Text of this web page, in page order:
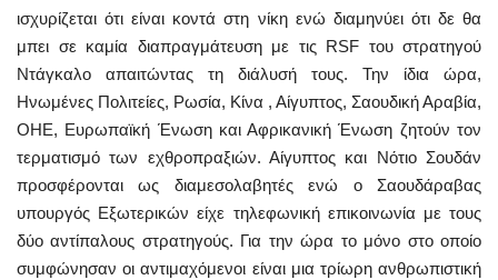
ισχυρίζεται ότι είναι κοντά στη νίκη ενώ διαμηνύει ότι δε θα
μπει σε καμία διαπραγμάτευση με τις RSF του στρατηγού
Ντάγκαλο απαιτώντας τη διάλυσή τους. Την ίδια ώρα,
Ηνωμένες Πολιτείες, Ρωσία, Κίνα , Αίγυπτος, Σαουδική Αραβία,
ΟΗΕ, Ευρωπαϊκή Ένωση και Αφρικανική Ένωση ζητούν τον
τερματισμό των εχθροπραξιών. Αίγυπτος και Νότιο Σουδάν
προσφέρονται ως διαμεσολαβητές ενώ ο Σαουδάραβας
υπουργός Εξωτερικών είχε τηλεφωνική επικοινωνία με τους
δύο αντίπαλους στρατηγούς. Για την ώρα το μόνο στο οποίο
συμφώνησαν οι αντιμαχόμενοι είναι μια τρίωρη ανθρωπιστική